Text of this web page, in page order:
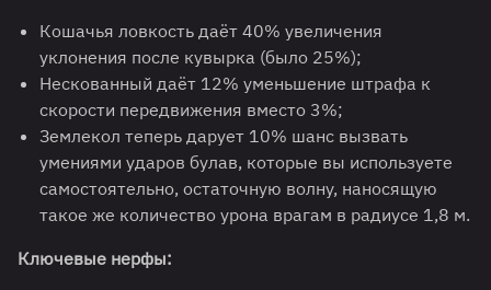
Кошачья ловкость даёт 40% увеличения
уклонения после кувырка (было 25%);
Нескованный даёт 12% уменьшение штрафа к
скорости передвижения вместо 3%;
Землекол теперь дарует 10% шанс вызвать
умениями ударов булав, которые вы используете
самостоятельно, остаточную волну, наносящую
такое же количество урона врагам в радиусе 1,8 м.
Ключевые нерфы: